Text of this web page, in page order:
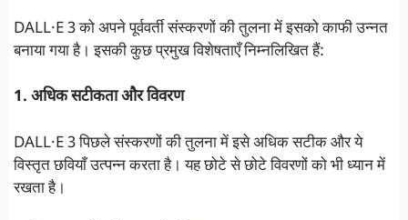
DALL·E 3 को अपने पूर्ववर्ती संस्करणों की तुलना में इसको काफी उन्नत
बनाया गया है। इसकी कुछ प्रमुख विशेषताएँ निम्नलिखित हैं:
1. अधिक सटीकता और विवरण
DALL·E 3 पिछले संस्करणों की तुलना में इसे अधिक सटीक और ये
विस्तृत छवियाँ उत्पन्न करता है। यह छोटे से छोटे विवरणों को भी ध्यान में
रखता है।